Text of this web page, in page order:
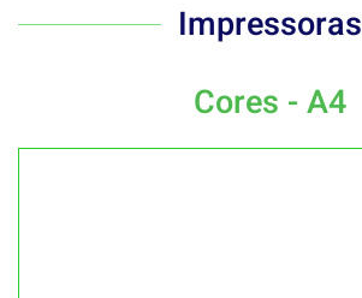
Impressoras
Cores - A4